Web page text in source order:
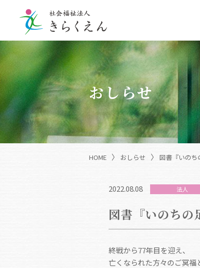
おしらせ
HOME 〉 おしらせ 〉 図書『いのち
2022.08.08 法人
図書『いのちの
終戦から77年目を迎え、
亡くなられた方々のご冥福